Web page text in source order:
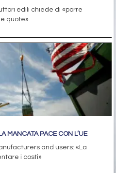
edili chiede di «porre
quote»
MANCATA PACE CON L’UE
and users: «La
i costi»